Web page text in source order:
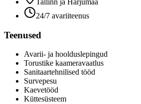
Tallinn ja Harjumaa
24/7 avariiteenus
Teenused
Avarii- ja hoolduslepingud
Torustike kaameravaatlus
Sanitaartehnilised tööd
Survepesu
Kaevetööd
​Küttesüsteem